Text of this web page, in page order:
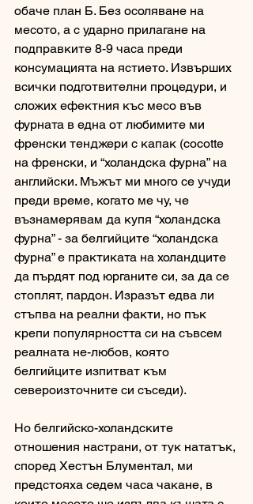
обаче план Б. Без осоляване на
месото, а с ударно прилагане на
подправките 8-9 часа преди
консумацията на ястието. Извърших
всички подготвителни процедури, и
сложих ефектния къс месо във
фурната в една от любимите ми
френски тенджери с капак (cocotte
на френски, и “холандска фурна” на
английски. Мъжът ми много се учуди
преди време, когато ме чу, че
възнамерявам да купя “холандска
фурна” - за белгийците “холандска
фурна” е практиката на холандците
да пърдят под юрганите си, за да се
стоплят, пардон. Изразът едва ли
стъпва на реални факти, но пък
крепи популярността си на съвсем
реалната не-любов, която
белгийците изпитват към
североизточните си съседи).
Но белгийско-холандските
отношения настрани, от тук нататък,
според Хестън Блументал, ми
предстояха седем часа чакане, в